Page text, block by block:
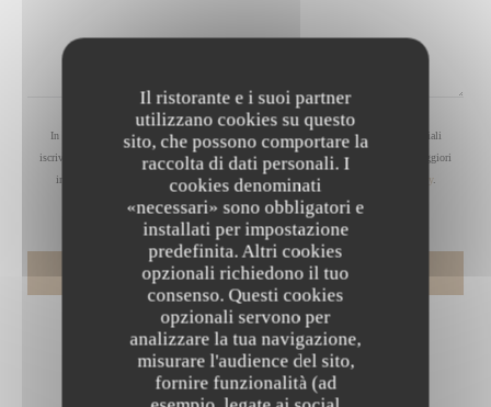
Il ristorante e i suoi partner
utilizzano cookies su questo
sito, che possono comportare la
raccolta di dati personali. I
cookies denominati
«necessari» sono obbligatori e
installati per impostazione
predefinita. Altri cookies
opzionali richiedono il tuo
consenso. Questi cookies
opzionali servono per
analizzare la tua navigazione,
misurare l'audience del sito,
fornire funzionalità (ad
In conformità al Codice del Consumo, hai il diritto di opporti alle chiamate commerciali
iscrivendoti al Registro Pubblico delle Opposizioni:
registrodelleopposizioni.it
. Per maggiori
informazioni sul trattamento dei tuoi dati, consulta la nostra
informativa sulla privacy.